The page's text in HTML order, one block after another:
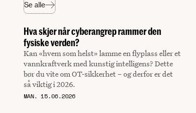
Se alle
Hva skjer når cyberangrep rammer den
fysiske verden?
Kan «hvem som helst» lamme en flyplass eller et
vannkraftverk med kunstig intelligens? Dette
bør du vite om OT-sikkerhet – og derfor er det
så viktig i 2026.
MAN. 15.06.2026